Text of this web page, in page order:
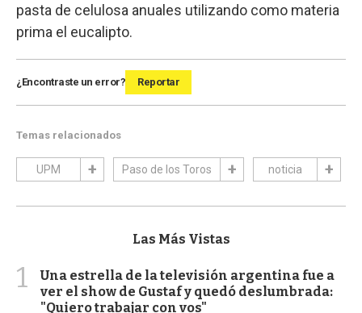
pasta de celulosa anuales utilizando como materia
prima el eucalipto.
¿Encontraste un error? Reportar
Temas relacionados
UPM Paso de los Toros noticia
Las Más Vistas
1
Una estrella de la televisión argentina fue a
ver el show de Gustaf y quedó deslumbrada:
"Quiero trabajar con vos"